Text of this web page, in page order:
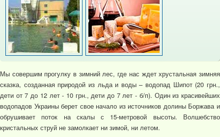
Мы совершим прогулку в зимний лес, где нас ждет хрустальная зимняя
сказка, созданная природой из льда и воды – водопад Шипот (20 грн.,
дети от 7 до 12 лет - 10 грн., дети до 7 лет - б/п). Один из красивейших
водопадов Украины берет свое начало из источников долины Боржава и
обрушивает поток на скалы с 15-метровой высоты. Волшебство
кристальных струй не замолкает ни зимой, ни летом.